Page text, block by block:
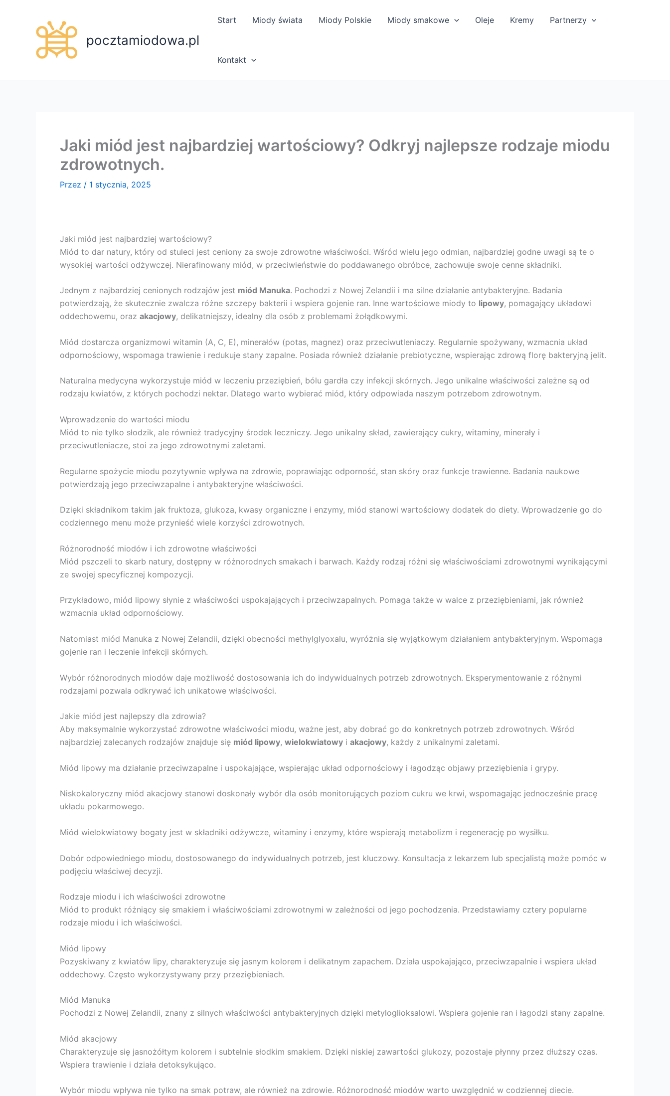
pocztamiodowa.pl
Start Miody świata Miody Polskie Miody smakowe Oleje Kremy Partnerzy
Kontakt
Jaki miód jest najbardziej wartościowy? Odkryj najlepsze rodzaje miodu
zdrowotnych.
Przez / 1 stycznia, 2025
Jaki miód jest najbardziej wartościowy?
Miód to dar natury, który od stuleci jest ceniony za swoje zdrowotne właściwości. Wśród wielu jego odmian, najbardziej godne uwagi są te o
wysokiej wartości odżywczej. Nierafinowany miód, w przeciwieństwie do poddawanego obróbce, zachowuje swoje cenne składniki.
Jednym z najbardziej cenionych rodzajów jest miód Manuka. Pochodzi z Nowej Zelandii i ma silne działanie antybakteryjne. Badania
potwierdzają, że skutecznie zwalcza różne szczepy bakterii i wspiera gojenie ran. Inne wartościowe miody to lipowy, pomagający układowi
oddechowemu, oraz akacjowy, delikatniejszy, idealny dla osób z problemami żołądkowymi.
Miód dostarcza organizmowi witamin (A, C, E), minerałów (potas, magnez) oraz przeciwutleniaczy. Regularnie spożywany, wzmacnia układ
odpornościowy, wspomaga trawienie i redukuje stany zapalne. Posiada również działanie prebiotyczne, wspierając zdrową florę bakteryjną jelit.
Naturalna medycyna wykorzystuje miód w leczeniu przeziębień, bólu gardła czy infekcji skórnych. Jego unikalne właściwości zależne są od
rodzaju kwiatów, z których pochodzi nektar. Dlatego warto wybierać miód, który odpowiada naszym potrzebom zdrowotnym.
Wprowadzenie do wartości miodu
Miód to nie tylko słodzik, ale również tradycyjny środek leczniczy. Jego unikalny skład, zawierający cukry, witaminy, minerały i
przeciwutleniacze, stoi za jego zdrowotnymi zaletami.
Regularne spożycie miodu pozytywnie wpływa na zdrowie, poprawiając odporność, stan skóry oraz funkcje trawienne. Badania naukowe
potwierdzają jego przeciwzapalne i antybakteryjne właściwości.
Dzięki składnikom takim jak fruktoza, glukoza, kwasy organiczne i enzymy, miód stanowi wartościowy dodatek do diety. Wprowadzenie go do
codziennego menu może przynieść wiele korzyści zdrowotnych.
Różnorodność miodów i ich zdrowotne właściwości
Miód pszczeli to skarb natury, dostępny w różnorodnych smakach i barwach. Każdy rodzaj różni się właściwościami zdrowotnymi wynikającymi
ze swojej specyficznej kompozycji.
Przykładowo, miód lipowy słynie z właściwości uspokajających i przeciwzapalnych. Pomaga także w walce z przeziębieniami, jak również
wzmacnia układ odpornościowy.
Natomiast miód Manuka z Nowej Zelandii, dzięki obecności methylglyoxalu, wyróżnia się wyjątkowym działaniem antybakteryjnym. Wspomaga
gojenie ran i leczenie infekcji skórnych.
Wybór różnorodnych miodów daje możliwość dostosowania ich do indywidualnych potrzeb zdrowotnych. Eksperymentowanie z różnymi
rodzajami pozwala odkrywać ich unikatowe właściwości.
Jakie miód jest najlepszy dla zdrowia?
Aby maksymalnie wykorzystać zdrowotne właściwości miodu, ważne jest, aby dobrać go do konkretnych potrzeb zdrowotnych. Wśród
najbardziej zalecanych rodzajów znajduje się miód lipowy, wielokwiatowy i akacjowy, każdy z unikalnymi zaletami.
Miód lipowy ma działanie przeciwzapalne i uspokajające, wspierając układ odpornościowy i łagodząc objawy przeziębienia i grypy.
Niskokaloryczny miód akacjowy stanowi doskonały wybór dla osób monitorujących poziom cukru we krwi, wspomagając jednocześnie pracę
układu pokarmowego.
Miód wielokwiatowy bogaty jest w składniki odżywcze, witaminy i enzymy, które wspierają metabolizm i regenerację po wysiłku.
Dobór odpowiedniego miodu, dostosowanego do indywidualnych potrzeb, jest kluczowy. Konsultacja z lekarzem lub specjalistą może pomóc w
podjęciu właściwej decyzji.
Rodzaje miodu i ich właściwości zdrowotne
Miód to produkt różniący się smakiem i właściwościami zdrowotnymi w zależności od jego pochodzenia. Przedstawiamy cztery popularne
rodzaje miodu i ich właściwości.
Miód lipowy
Pozyskiwany z kwiatów lipy, charakteryzuje się jasnym kolorem i delikatnym zapachem. Działa uspokajająco, przeciwzapalnie i wspiera układ
oddechowy. Często wykorzystywany przy przeziębieniach.
Miód Manuka
Pochodzi z Nowej Zelandii, znany z silnych właściwości antybakteryjnych dzięki metyloglioksalowi. Wspiera gojenie ran i łagodzi stany zapalne.
Miód akacjowy
Charakteryzuje się jasnożółtym kolorem i subtelnie słodkim smakiem. Dzięki niskiej zawartości glukozy, pozostaje płynny przez dłuższy czas.
Wspiera trawienie i działa detoksykująco.
Wybór miodu wpływa nie tylko na smak potraw, ale również na zdrowie. Różnorodność miodów warto uwzględnić w codziennej diecie.